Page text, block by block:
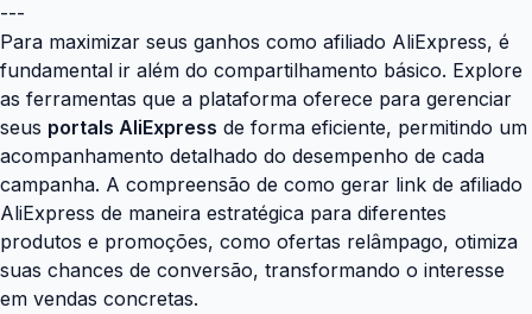
---
Para maximizar seus ganhos como afiliado AliExpress, é
fundamental ir além do compartilhamento básico. Explore
as ferramentas que a plataforma oferece para gerenciar
seus portals AliExpress de forma eficiente, permitindo um
acompanhamento detalhado do desempenho de cada
campanha. A compreensão de como gerar link de afiliado
AliExpress de maneira estratégica para diferentes
produtos e promoções, como ofertas relâmpago, otimiza
suas chances de conversão, transformando o interesse
em vendas concretas.